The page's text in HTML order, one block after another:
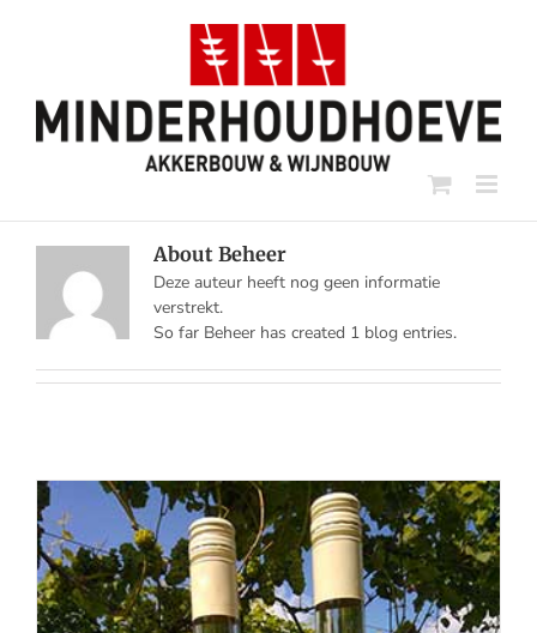
About Beheer
Deze auteur heeft nog geen informatie
verstrekt.
So far Beheer has created 1 blog entries.